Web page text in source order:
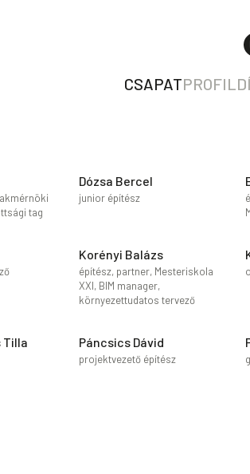
CSAPATPROFIL
tag
Dózsa Bercel
junior építész
Korényi Balázs
építész, partner, Mesteriskola
XXI, BIM manager,
környezettudatos tervező
Tilla Páncsics Dávid
projektvezető építész